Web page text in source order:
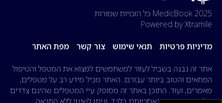
2025 MedicBook
כל הזכויות שמורות
Powered by Xtramile
מדיניות פרטיות תנאי שימוש צור קשר מפת האתר
אתר זה נבנה בשביל לעזור למשתמשים למצוא את המטפל והטיפול
המתאים והטוב ביותר עבורם. האתר מכיל מידע רב על מטפלים,
מאמרים, ועוד. התוכן באתר זה מסופק ע״י המטפלים שהינם צדדים